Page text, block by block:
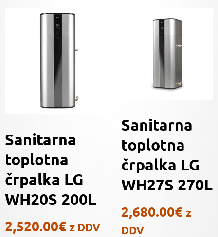
Sanitarna
toplotna
črpalka LG
WH20S 200L
2,520.00€ z DDV
Sanitarna
toplotna
črpalka LG
WH27S 270L
2,680.00€ z
DDV